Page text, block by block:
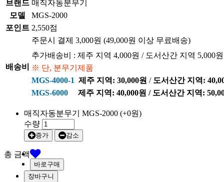
브랜드 매직자동분무기
모델
MGS-2000
포인트 2,550점
배송비
주문시 결제 3,000원 (49,000원 이상 무료배송)
추가배송비 : 제주 지역 4,000원 / 도서산간 지역 5,000원
※ 단, 분무기제품
MGS-4000-1 제주 지역: 30,000원 / 도서산간 지역:
MGS-6000
제주 지역: 40,000원 / 도서산간 지역:
매직자동분무기 MGS-2000 (+0원)
수량
증가 감소
총 금액